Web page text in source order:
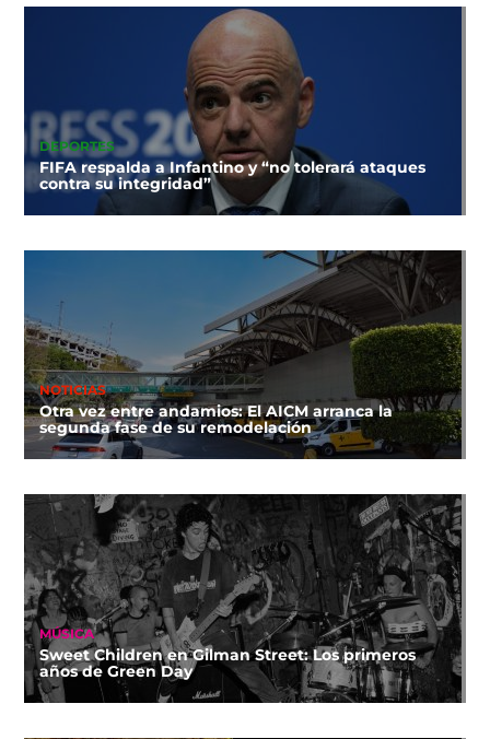
DEPORTES
FIFA respalda a Infantino y “no tolerará ataques
contra su integridad”
NOTICIAS
Otra vez entre andamios: El AICM arranca la
segunda fase de su remodelación
MÚSICA
Sweet Children en Gilman Street: Los primeros
años de Green Day